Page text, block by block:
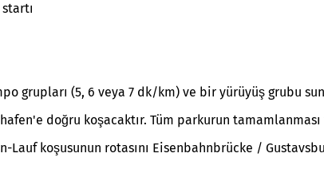
grupları (5, 6 veya 7 dk/km) ve bir yürüyüş grubu
doğru koşacaktır. Tüm parkurun tamamlanması
koşusunun rotasını Eisenbahnbrücke /